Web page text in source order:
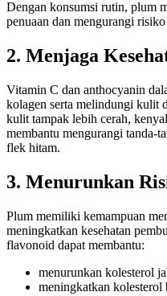
Dengan konsumsi rutin, plum
penuaan dan mengurangi
2. Menjaga
Vitamin C dan anthocyanin
kolagen serta melindungi kulit
kulit tampak lebih cerah,
membantu mengurangi tanda-
flek hitam.
3. Menurunkan
Plum memiliki kemampuan
meningkatkan kesehatan
flavonoid dapat membantu:
menurunkan kolesterol
meningkatkan